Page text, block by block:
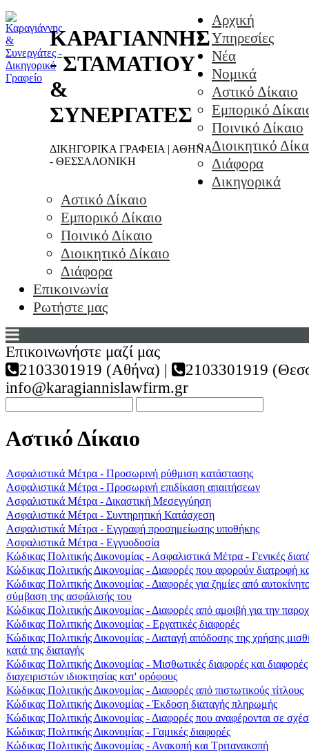
ΚΑΡΑΓΙΑΝΝΗΣ
- ΣΤΑΜΑΤΙΟΥ
&
ΣΥΝΕΡΓΑΤΕΣ
ΔΙΚΗΓΟΡΙΚΑ ΓΡΑΦΕΙΑ | ΑΘΗΝΑ
- ΘΕΣΣΑΛΟΝΙΚΗ
Αρχική
Υπηρεσίες
Νέα
Νομικά
Αστικό Δίκαιο
Εμπορικό
Ποινικό Δίκαιο
Διοικητικό
Διάφορα
Δικηγορικά
Αστικό Δίκαιο
Εμπορικό Δίκαιο
Ποινικό Δίκαιο
Διοικητικό Δίκαιο
Διάφορα
Επικοινωνία
Ρωτήστε μας
Επικοινωνήστε μαζί μας
2103301919 (Αθήνα) |
2103301919
info@karagiannislawfirm.gr
Αστικό Δίκαιο
Ασφαλιστικά Μέτρα - Προσωρινή ρύθμιση κατάστασης
Ασφαλιστικά Μέτρα - Προσωρινή επιδίκαση απαιτήσεων
Ασφαλιστικά Μέτρα - Δικαστική Μεσεγγύηση
Ασφαλιστικά Μέτρα - Συντηρητική Κατάσχεση
Ασφαλιστικά Μέτρα - Εγγραφή προσημείωσης υποθήκης
Ασφαλιστικά Μέτρα - Εγγυοδοσία
Κώδικας Πολιτικής Δικονομίας - Ασφαλιστικά Μέτρα - Γενικές
Κώδικας Πολιτικής Δικονομίας - Διαφορές που αφορούν διατροφή
Κώδικας Πολιτικής Δικονομίας - Διαφορές για ζημίες από
σύμβαση της ασφάλισής του
Κώδικας Πολιτικής Δικονομίας - Διαφορές από αμοιβή για την
Κώδικας Πολιτικής Δικονομίας - Εργατικές διαφορές
Κώδικας Πολιτικής Δικονομίας - Διαταγή απόδοσης της χρήσης
κατά της διαταγής
Κώδικας Πολιτικής Δικονομίας - Μισθωτικές διαφορές και
διαχειριστών ιδιοκτησίας κατ' ορόφους
Κώδικας Πολιτικής Δικονομίας - Διαφορές από πιστωτικούς τίτλους
Κώδικας Πολιτικής Δικονομίας - Έκδοση διαταγής πληρωμής
Κώδικας Πολιτικής Δικονομίας - Διαφορές που αναφέρονται σε
Κώδικας Πολιτικής Δικονομίας - Γαμικές διαφορές
Κώδικας Πολιτικής Δικονομίας - Ανακοπή και Τριτανακοπή